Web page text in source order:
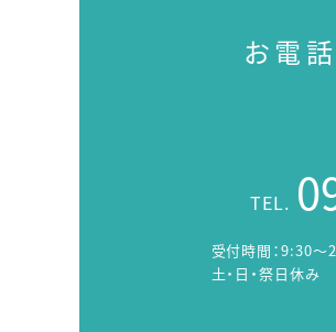
お電
TEL.
受付時間：9:30～
土・日・祭日休み